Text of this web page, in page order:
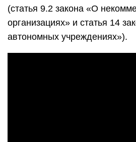
(статья 9.2 закона «О
организациях» и статья 14
автономных учреждениях»).